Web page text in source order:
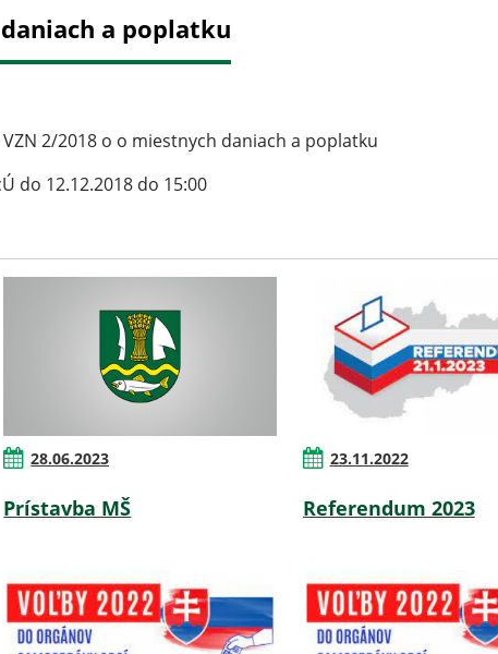
a poplatku
2/2018 o o miestnych daniach a poplatku
do 12.12.2018 do 15:00
28.06.2023
Prístavba MŠ
23.11.2022
Referendum 2023